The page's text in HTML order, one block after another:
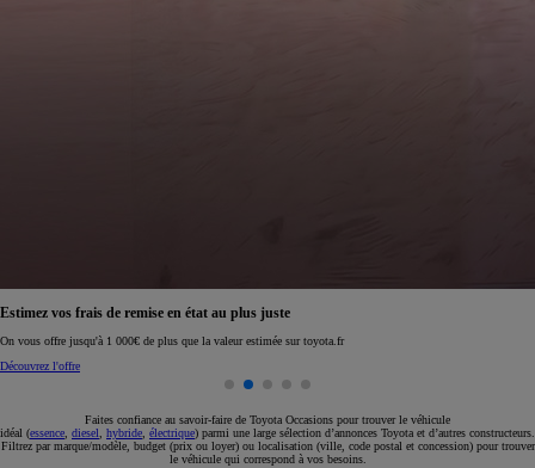
Réservez en ligne votre occasion pour 1€ seulement
Réservez en ligne
Faites confiance au savoir-faire de Toyota Occasions pour trouver le véhicule
idéal (essence, diesel, hybride, électrique) parmi une large sélection d’annonces Toyota et d’autres constructeurs.
Filtrez par marque/modèle, budget (prix ou loyer) ou localisation (ville, code postal et concession) pour trouver
le véhicule qui correspond à vos besoins.